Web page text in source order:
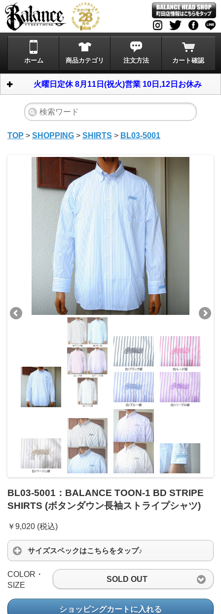
ホーム 商品カテゴリ 注文方法 カート確認
火曜日定休 8月11日(祝火)営業 10日,12日お休み
TOP > SHOPPING > SHIRTS > BL03-5001
BL03-5001：BALANCE TOON-1 BD STRIPE
SHIRTS (ボタンダウン長袖ストライプシャツ)
￥9,020 (税込)
サイズスペックはこちらをタップ♪
COLOR・
SIZE
SOLD OUT
ショッピングカートに入れる